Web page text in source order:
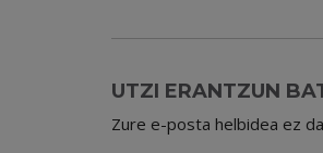
UTZI ERANTZUN
Zure e-posta helbidea ez